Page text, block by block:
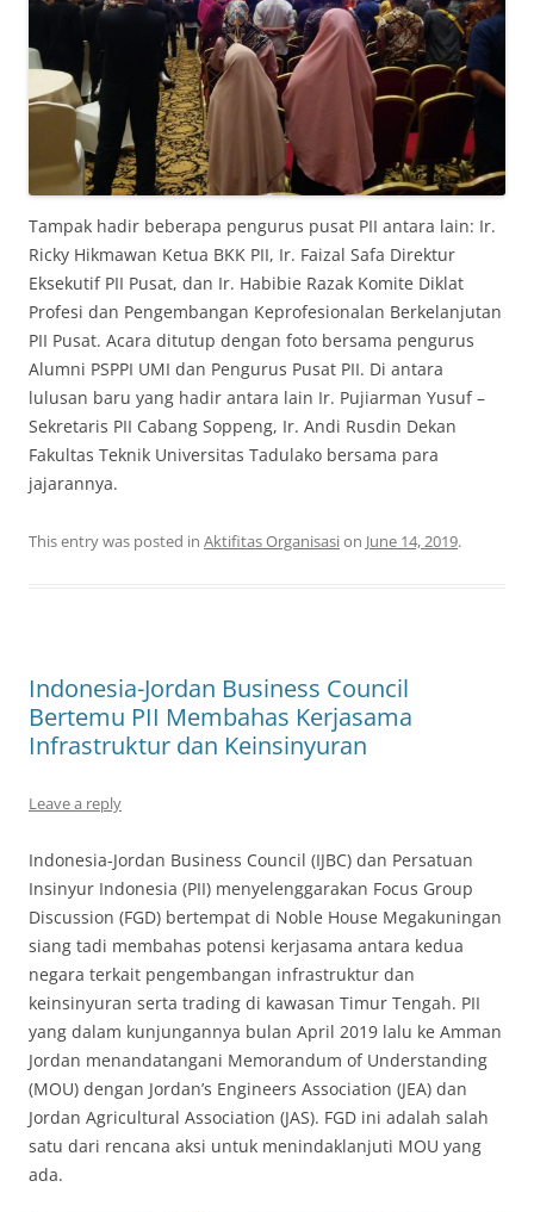
Tampak hadir beberapa pengurus pusat PII antara lain: Ir.
Ricky Hikmawan Ketua BKK PII, Ir. Faizal Safa Direktur
Eksekutif PII Pusat, dan Ir. Habibie Razak Komite Diklat
Profesi dan Pengembangan Keprofesionalan Berkelanjutan
PII Pusat. Acara ditutup dengan foto bersama pengurus
Alumni PSPPI UMI dan Pengurus Pusat PII. Di antara
lulusan baru yang hadir antara lain Ir. Pujiarman Yusuf –
Sekretaris PII Cabang Soppeng, Ir. Andi Rusdin Dekan
Fakultas Teknik Universitas Tadulako bersama para
jajarannya.
This entry was posted in Aktifitas Organisasion June 14, 2019.
Indonesia-Jordan Business Council
Bertemu PII Membahas Kerjasama
Infrastruktur dan Keinsinyuran
Leave a reply
Indonesia-Jordan Business Council (IJBC) dan Persatuan
Insinyur Indonesia (PII) menyelenggarakan Focus Group
Discussion (FGD) bertempat di Noble House Megakuningan
siang tadi membahas potensi kerjasama antara kedua
negara terkait pengembangan infrastruktur dan
keinsinyuran serta trading di kawasan Timur Tengah. PII
yang dalam kunjungannya bulan April 2019 lalu ke Amman
Jordan menandatangani Memorandum of Understanding
(MOU) dengan Jordan’s Engineers Association (JEA) dan
Jordan Agricultural Association (JAS). FGD ini adalah salah
satu dari rencana aksi untuk menindaklanjuti MOU yang
ada.